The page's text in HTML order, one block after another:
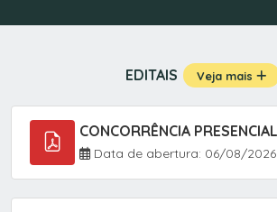
EDITAIS Veja mais
Data de abertura: 06/08/2026